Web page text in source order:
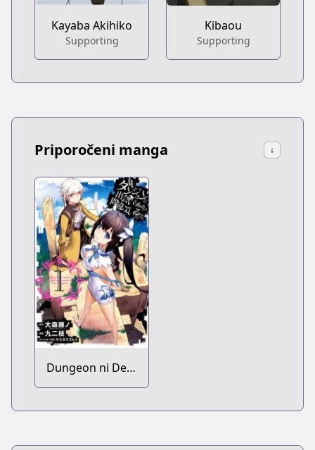
Kayaba Akihiko
Supporting
Kibaou
Supporting
Priporočeni manga ↓
Dungeon ni Deai
wo Motomeru